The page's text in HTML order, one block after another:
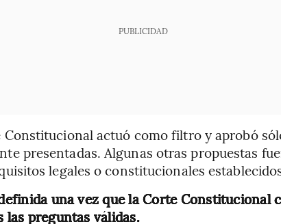
PUBLICIDAD
Constitucional actuó como filtro y aprobó
presentadas. Algunas otras propuestas
legales o constitucionales
una vez que la Corte Constitucional
preguntas válidas.